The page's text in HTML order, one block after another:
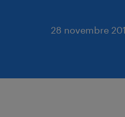
28 novembre